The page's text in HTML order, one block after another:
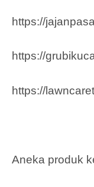
https://
https://
https://
Aneka produk